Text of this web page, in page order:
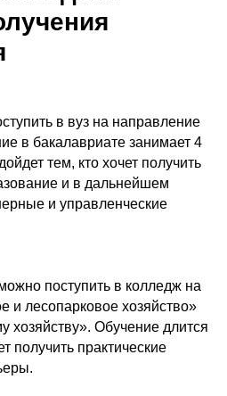
в вуз на направление
в бакалавриате занимает 4
тем, кто хочет получить
и в дальнейшем
и управленческие
поступить в колледж на
и лесопарковое хозяйство»
хозяйству». Обучение длится
получить практические